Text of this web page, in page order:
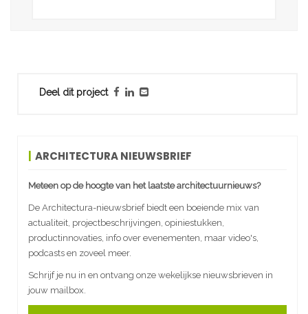
Deel dit project
ARCHITECTURA NIEUWSBRIEF
Meteen op de hoogte van het laatste architectuurnieuws?
De Architectura-nieuwsbrief biedt een boeiende mix van
actualiteit, projectbeschrijvingen, opiniestukken,
productinnovaties, info over evenementen, maar video's,
podcasts en zoveel meer.
Schrijf je nu in en ontvang onze wekelijkse nieuwsbrieven in
jouw mailbox.